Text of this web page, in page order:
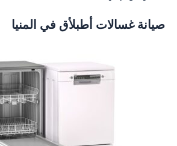
صيانة غسالات أطبلأق في المنيا